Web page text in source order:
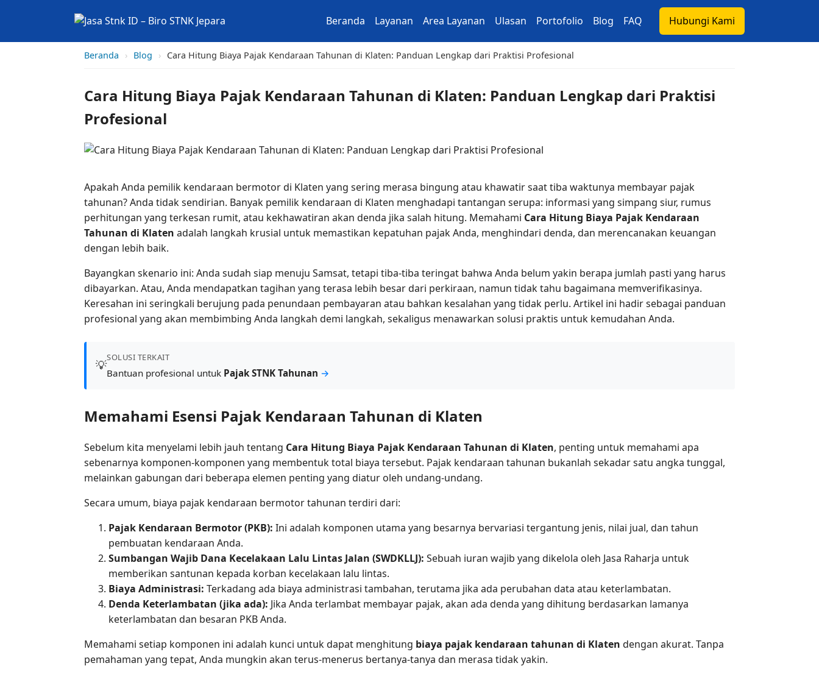
Beranda Layanan Area Layanan Ulasan Portofolio Blog FAQ Hubungi Kami
Beranda › Blog › Cara Hitung Biaya Pajak Kendaraan Tahunan di Klaten: Panduan Lengkap dari Praktisi Profesional
Cara Hitung Biaya Pajak Kendaraan Tahunan di Klaten: Panduan Lengkap dari Praktisi
Profesional
Apakah Anda pemilik kendaraan bermotor di Klaten yang sering merasa bingung atau khawatir saat tiba waktunya membayar pajak
tahunan? Anda tidak sendirian. Banyak pemilik kendaraan di Klaten menghadapi tantangan serupa: informasi yang simpang siur, rumus
perhitungan yang terkesan rumit, atau kekhawatiran akan denda jika salah hitung. Memahami Cara Hitung Biaya Pajak Kendaraan
Tahunan di Klaten adalah langkah krusial untuk memastikan kepatuhan pajak Anda, menghindari denda, dan merencanakan keuangan
dengan lebih baik.
Bayangkan skenario ini: Anda sudah siap menuju Samsat, tetapi tiba-tiba teringat bahwa Anda belum yakin berapa jumlah pasti yang harus
dibayarkan. Atau, Anda mendapatkan tagihan yang terasa lebih besar dari perkiraan, namun tidak tahu bagaimana memverifikasinya.
Keresahan ini seringkali berujung pada penundaan pembayaran atau bahkan kesalahan yang tidak perlu. Artikel ini hadir sebagai panduan
profesional yang akan membimbing Anda langkah demi langkah, sekaligus menawarkan solusi praktis untuk kemudahan Anda.
💡
SOLUSI TERKAIT
Bantuan profesional untuk Pajak STNK Tahunan →
Memahami Esensi Pajak Kendaraan Tahunan di Klaten
Sebelum kita menyelami lebih jauh tentang Cara Hitung Biaya Pajak Kendaraan Tahunan di Klaten, penting untuk memahami apa
sebenarnya komponen-komponen yang membentuk total biaya tersebut. Pajak kendaraan tahunan bukanlah sekadar satu angka tunggal,
melainkan gabungan dari beberapa elemen penting yang diatur oleh undang-undang.
Secara umum, biaya pajak kendaraan bermotor tahunan terdiri dari:
Pajak Kendaraan Bermotor (PKB): Ini adalah komponen utama yang besarnya bervariasi tergantung jenis, nilai jual, dan tahun
pembuatan kendaraan Anda.
Sumbangan Wajib Dana Kecelakaan Lalu Lintas Jalan (SWDKLLJ): Sebuah iuran wajib yang dikelola oleh Jasa Raharja untuk
memberikan santunan kepada korban kecelakaan lalu lintas.
Biaya Administrasi: Terkadang ada biaya administrasi tambahan, terutama jika ada perubahan data atau keterlambatan.
Denda Keterlambatan (jika ada): Jika Anda terlambat membayar pajak, akan ada denda yang dihitung berdasarkan lamanya
keterlambatan dan besaran PKB Anda.
Memahami setiap komponen ini adalah kunci untuk dapat menghitung biaya pajak kendaraan tahunan di Klaten dengan akurat. Tanpa
pemahaman yang tepat, Anda mungkin akan terus-menerus bertanya-tanya dan merasa tidak yakin.